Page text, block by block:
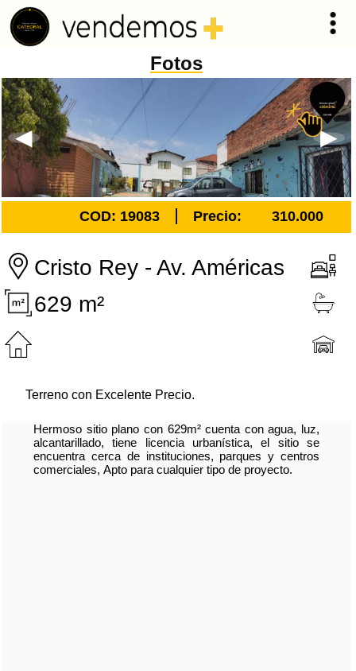
Fotos
COD: 19083 Precio: 310.000
Cristo Rey - Av. Américas
629 m²
Terreno con Excelente Precio.